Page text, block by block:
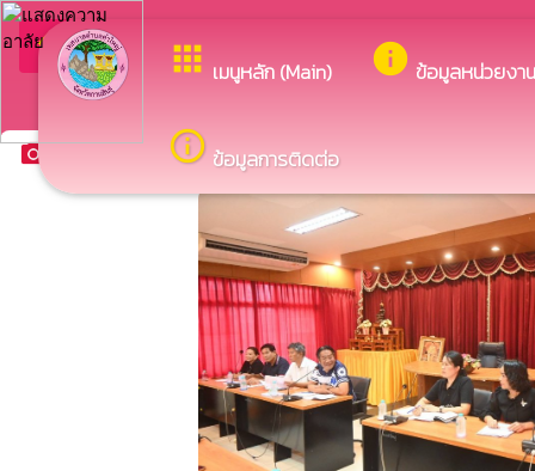
apps เมนูหลัก (Main) info ข้อมูลหน่วยงาน
info_outline ข้อมูลการติดต่อ
arrow_back_ios กลับเมนูหลัก ยินดีต้อนรับสู่เว็บไซต์ของ เ
camera_alt ข่าวประชาสัมพันธ์และกิจกรรม